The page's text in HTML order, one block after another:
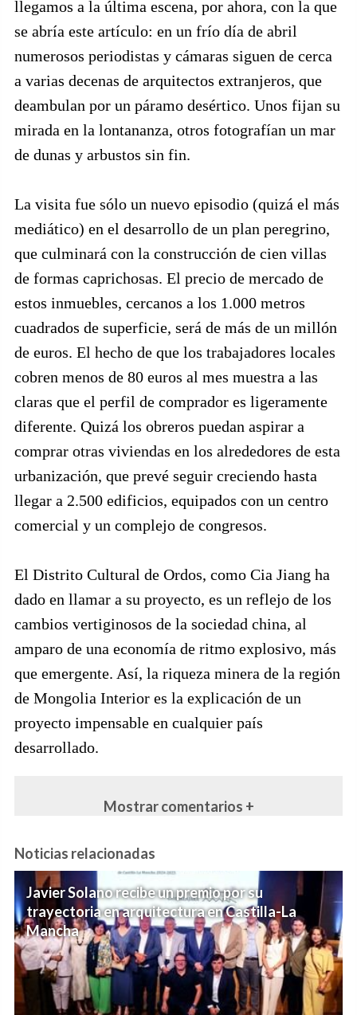
llegamos a la última escena, por ahora, con la que
se abría este artículo: en un frío día de abril
numerosos periodistas y cámaras siguen de cerca
a varias decenas de arquitectos extranjeros, que
deambulan por un páramo desértico. Unos fijan su
mirada en la lontananza, otros fotografían un mar
de dunas y arbustos sin fin.
La visita fue sólo un nuevo episodio (quizá el más
mediático) en el desarrollo de un plan peregrino,
que culminará con la construcción de cien villas
de formas caprichosas. El precio de mercado de
estos inmuebles, cercanos a los 1.000 metros
cuadrados de superficie, será de más de un millón
de euros. El hecho de que los trabajadores locales
cobren menos de 80 euros al mes muestra a las
claras que el perfil de comprador es ligeramente
diferente. Quizá los obreros puedan aspirar a
comprar otras viviendas en los alrededores de esta
urbanización, que prevé seguir creciendo hasta
llegar a 2.500 edificios, equipados con un centro
comercial y un complejo de congresos.
El Distrito Cultural de Ordos, como Cia Jiang ha
dado en llamar a su proyecto, es un reflejo de los
cambios vertiginosos de la sociedad china, al
amparo de una economía de ritmo explosivo, más
que emergente. Así, la riqueza minera de la región
de Mongolia Interior es la explicación de un
proyecto impensable en cualquier país
desarrollado.
Mostrar comentarios +
Noticias relacionadas
Javier Solano recibe un premio por su
trayectoria en arquitectura en Castilla-La
Mancha